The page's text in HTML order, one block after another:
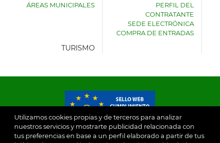
Utilizamos cookies propias y de terceros para analizar
nuestros servicios y mostrarte publicidad relacionada con
tus preferencias en base a un perfil elaborado a partir de tus
AYUNTAMIENTO
ÁREAS MUNICIPALES
PERFIL DEL
CONTRATANTE
SEDE ELECTRÓNICA
COMPRA DE ENTRADAS
TURISMO
© 2026